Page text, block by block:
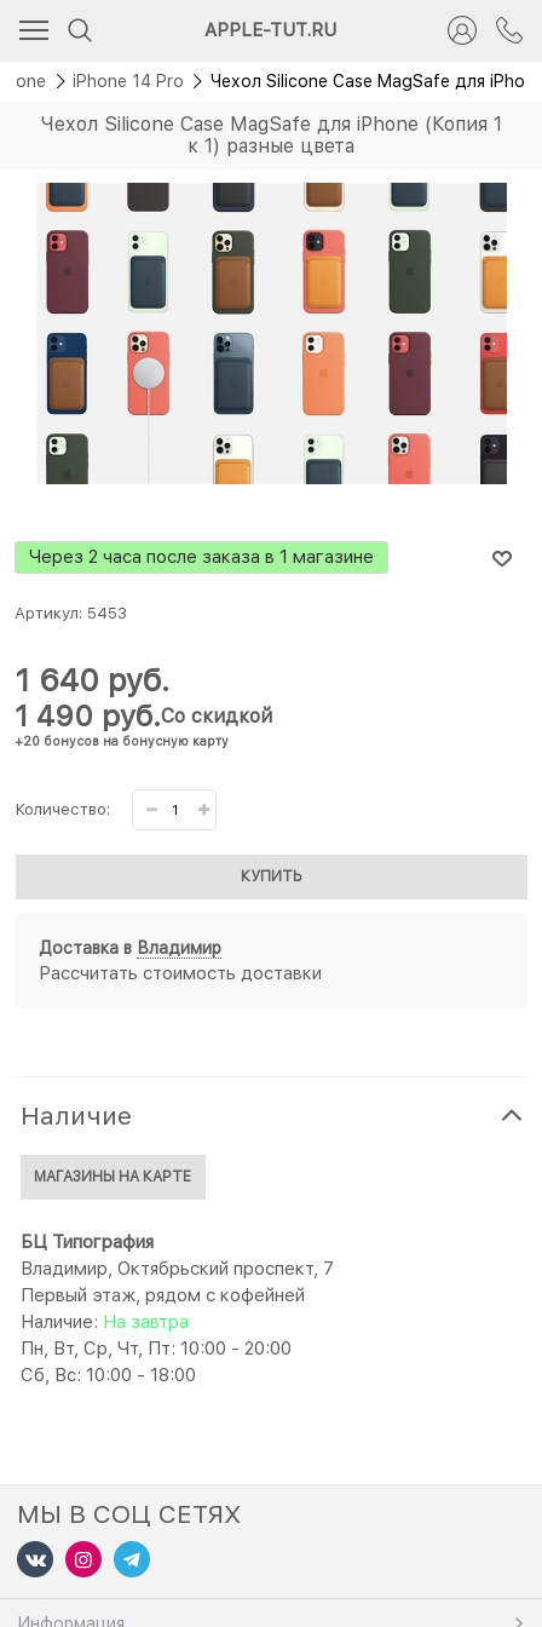
APPLE-TUT.RU
iPhone 14 Pro Чехол Silicone Case MagSafe для
Чехол Silicone Case MagSafe для iPhone (Копия 1
к 1) разные цвета
Через 2 часа после заказа в 1 магазине
Артикул: 5453
1 490 руб.
+20 бонусов на бонусную карту
Со скидкой
1 640 руб.
Количество:
КУПИТЬ
Доставка в Владимир
Рассчитать стоимость доставки
Наличие
МАГАЗИНЫ НА КАРТЕ
БЦ Типография
Владимир, Октябрьский проспект, 7
Первый этаж, рядом с кофейней
Наличие: На завтра
Пн, Вт, Ср, Чт, Пт: 10:00 - 20:00
Сб, Вс: 10:00 - 18:00
МЫ В СОЦ СЕТЯХ